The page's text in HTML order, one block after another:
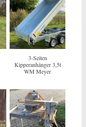
3-Seiten
Kipperanhänger 3,5t
WM Meyer